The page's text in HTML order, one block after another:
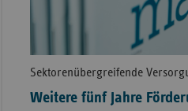
Sektorenübergreifende
Weitere fünf Jahre